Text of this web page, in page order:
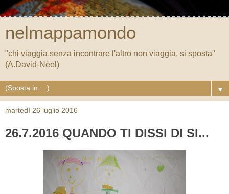
nelmappamondo
"chi viaggia senza incontrare l'altro non viaggia, si sposta"
(A.David-Nèel)
▼
martedì 26 luglio 2016
26.7.2016 QUANDO TI DISSI DI SI...